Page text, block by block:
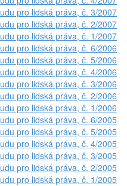
pro lidská práva, č. 3/2007
pro lidská práva, č. 2/2007
pro lidská práva, č. 1/2007
pro lidská práva, č. 6/2006
pro lidská práva, č. 5/2006
pro lidská práva, č. 4/2006
pro lidská práva, č. 3/2006
pro lidská práva, č. 2/2006
pro lidská práva, č. 1/2006
pro lidská práva, č. 6/2005
pro lidská práva, č. 5/2005
pro lidská práva, č. 4/2005
pro lidská práva, č. 3/2005
pro lidská práva, č. 2/2005
pro lidská práva, č. 1/2005